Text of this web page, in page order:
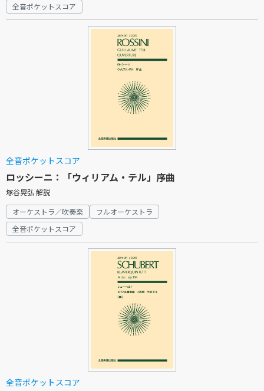
全音ポケットスコア
全音ポケットスコア
ロッシーニ：「ウィリアム・テル」序曲
塚谷晃弘 解説
オーケストラ／吹奏楽
フルオーケストラ
全音ポケットスコア
全音ポケットスコア